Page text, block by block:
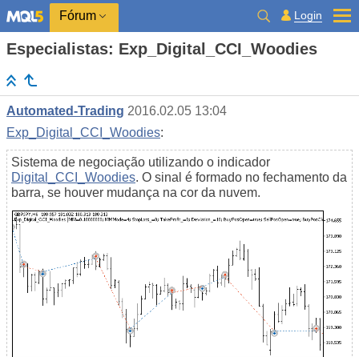
Fórum Login
Especialistas: Exp_Digital_CCI_Woodies
Automated-Trading 2016.02.05 13:04
Exp_Digital_CCI_Woodies:
Sistema de negociação utilizando o indicador
Digital_CCI_Woodies. O sinal é formado no fechamento da
barra, se houver mudança na cor da nuvem.